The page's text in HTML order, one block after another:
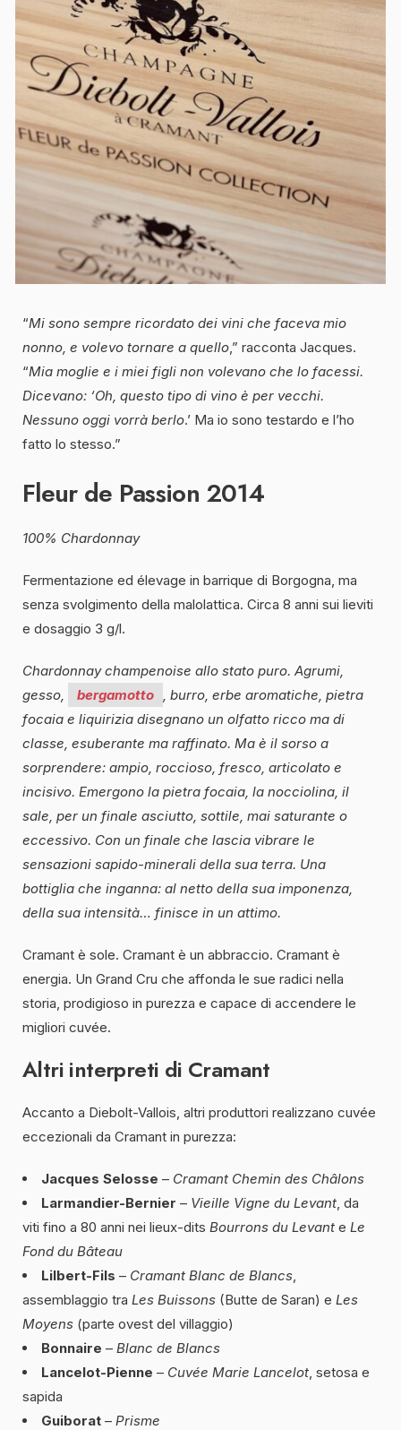
“Mi sono sempre ricordato dei vini che faceva mio
nonno, e volevo tornare a quello ,” racconta Jacques.
“Mia moglie e i miei figli non volevano che lo facessi.
Dicevano: ‘Oh, questo tipo di vino è per vecchi.
Nessuno oggi vorrà berlo.’ Ma io sono testardo e l’ho
fatto lo stesso.”
Fleur de Passion 2014
100% Chardonnay
Fermentazione ed élevage in barrique di Borgogna, ma
senza svolgimento della malolattica. Circa 8 anni sui lieviti
e dosaggio 3 g/l.
Chardonnay champenoise allo stato puro. Agrumi,
gesso,
bergamotto
, burro, erbe aromatiche, pietra
focaia e liquirizia disegnano un olfatto ricco ma di
classe, esuberante ma raffinato. Ma è il sorso a
sorprendere: ampio, roccioso, fresco, articolato e
incisivo. Emergono la pietra focaia, la nocciolina, il
sale, per un finale asciutto, sottile, mai saturante o
eccessivo. Con un finale che lascia vibrare le
sensazioni sapido-minerali della sua terra. Una
bottiglia che inganna: al netto della sua imponenza,
della sua intensità… finisce in un attimo.
Cramant è sole. Cramant è un abbraccio. Cramant è
energia. Un Grand Cru che affonda le sue radici nella
storia, prodigioso in purezza e capace di accendere le
migliori cuvée.
Altri interpreti di Cramant
Accanto a Diebolt-Vallois, altri produttori realizzano cuvée
eccezionali da Cramant in purezza:
Jacques Selosse – Cramant Chemin des Châlons
Larmandier-Bernier – Vieille Vigne du Levant , da
viti fino a 80 anni nei lieux-dits Bourrons du Levant e Le
Fond du Bâteau
Lilbert-Fils – Cramant Blanc de Blancs
assemblaggio tra Les Buissons (Butte de Saran) e Les
Moyens (parte ovest del villaggio)
Bonnaire – Blanc de Blancs
Lancelot-Pienne – Cuvée Marie Lancelot , setosa e
sapida
Guiborat – Prisme